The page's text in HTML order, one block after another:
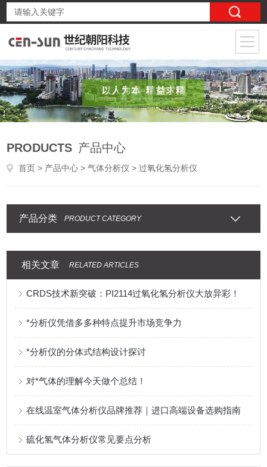
PRODUCTS 产品中心
首页 > 产品中心 >气体分析仪 > 过氧化氢分析仪
产品分类 PRODUCT CATEGORY
相关文章 RELATED ARTICLES
CRDS技术新突破：PI2114过氧化氢分析仪大放异彩！
*分析仪凭借多多种特点提升市场竞争力
*分析仪的分体式结构设计探讨
对*气体的理解今天做个总结！
在线温室气体分析仪品牌推荐｜进口高端设备选购指南
硫化氢气体分析仪常见要点分析